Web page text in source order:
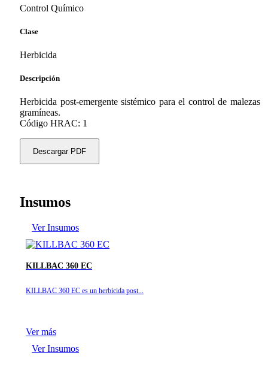
Control Químico
Clase
Herbicida
Descripción
Herbicida post-emergente sistémico para el control de malezas
gramíneas.
Código HRAC: 1
Descargar PDF
Insumos
Ver Insumos
KILLBAC 360 EC
KILLBAC 360 EC es un herbicida post...
Ver más
Ver Insumos